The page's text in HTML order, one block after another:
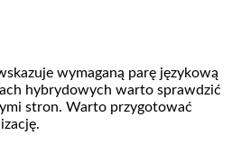
wymaganą parę językową
hybrydowych warto sprawdzić
stron. Warto przygotować